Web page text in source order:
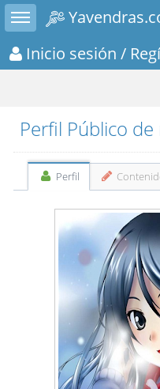
Toggle sidebar
Inicio sesión /
Perfil Público de
Perfil